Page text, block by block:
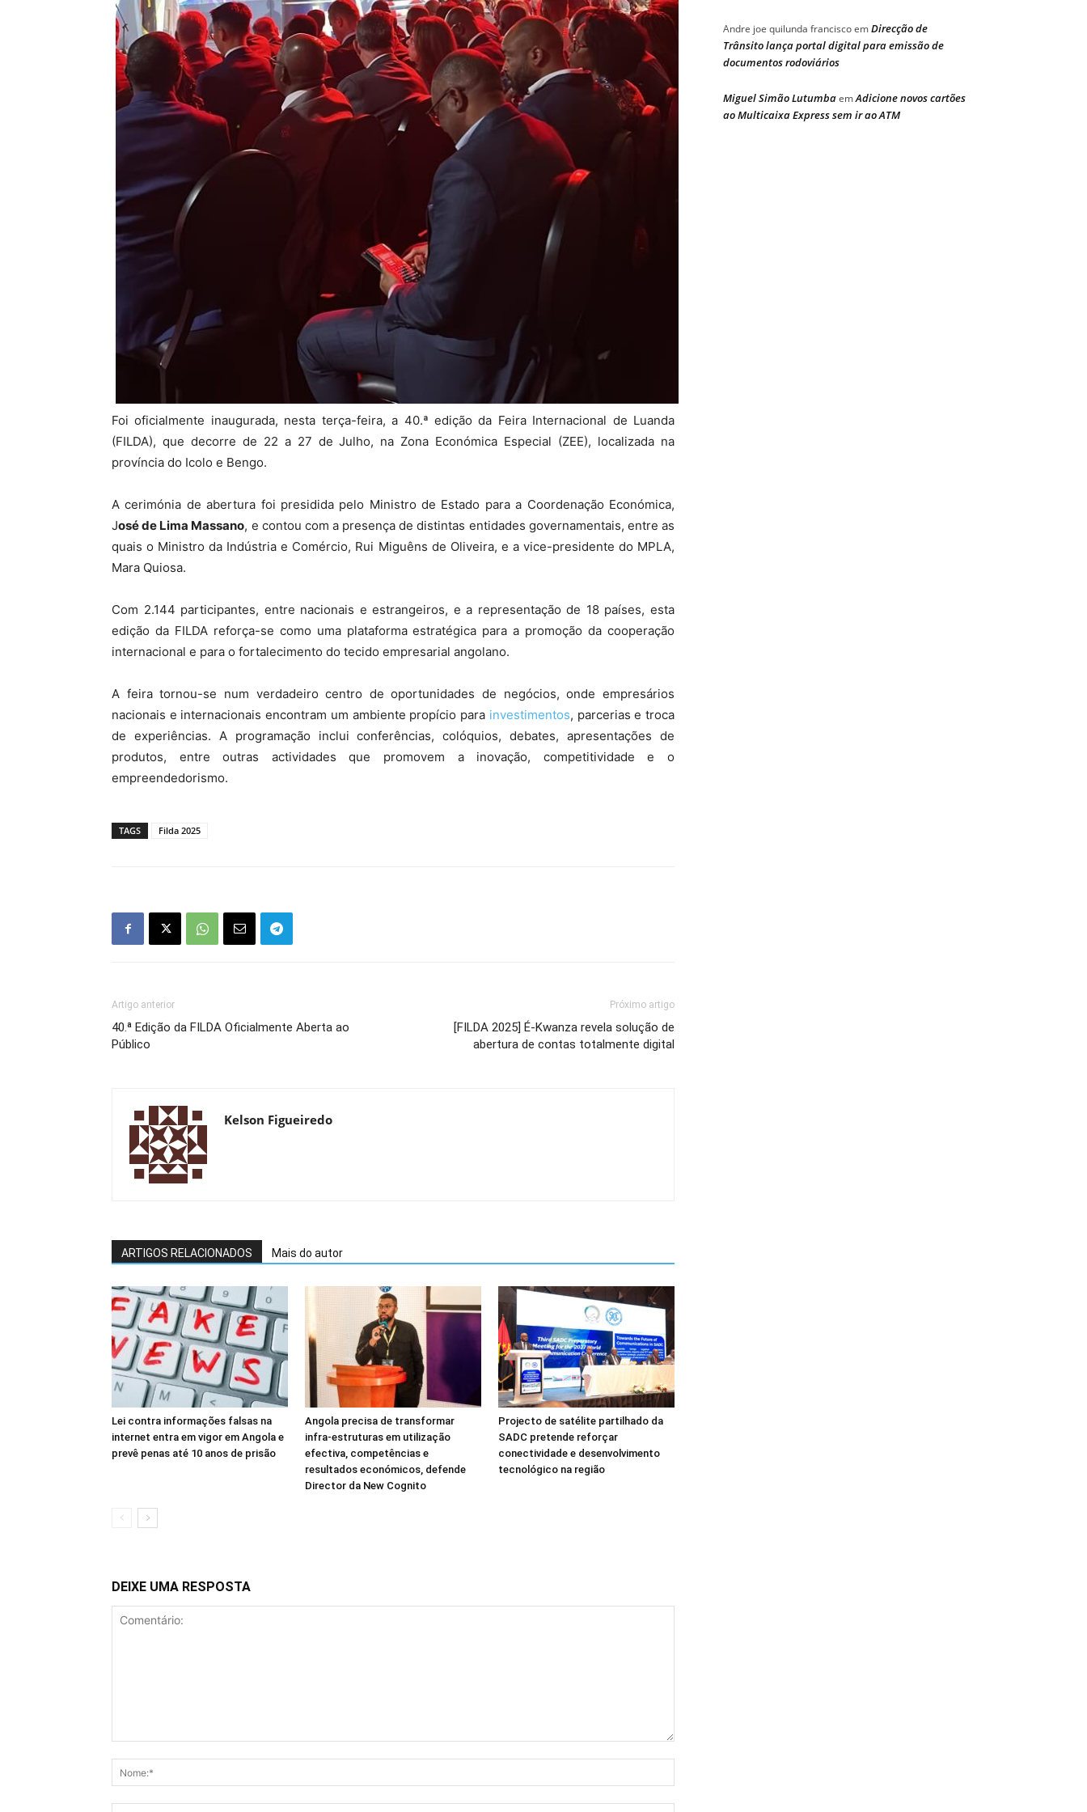
Foi oficialmente inaugurada, nesta terça-feira, a 40.ª edição da Feira Internacional de Luanda
(FILDA), que decorre de 22 a 27 de Julho, na Zona Económica Especial (ZEE), localizada na
província do Icolo e Bengo.
A cerimónia de abertura foi presidida pelo Ministro de Estado para a Coordenação Económica,
José de Lima Massano, e contou com a presença de distintas entidades governamentais, entre as
quais o Ministro da Indústria e Comércio, Rui Miguêns de Oliveira, e a vice-presidente do MPLA,
Mara Quiosa.
Com 2.144 participantes, entre nacionais e estrangeiros, e a representação de 18 países, esta
edição da FILDA reforça-se como uma plataforma estratégica para a promoção da cooperação
internacional e para o fortalecimento do tecido empresarial angolano.
A feira tornou-se num verdadeiro centro de oportunidades de negócios, onde empresários
nacionais e internacionais encontram um ambiente propício para investimentos, parcerias e troca
de experiências. A programação inclui conferências, colóquios, debates, apresentações de
produtos, entre outras actividades que promovem a inovação, competitividade e o
empreendedorismo.
TAGS Filda 2025
Artigo anterior
40.ª Edição da FILDA Oficialmente Aberta ao
Público
Próximo artigo
[FILDA 2025] É-Kwanza revela solução de
abertura de contas totalmente digital
Kelson Figueiredo
ARTIGOS RELACIONADOS Mais do autor
Lei contra informações falsas na
internet entra em vigor em Angola e
prevê penas até 10 anos de prisão
Angola precisa de transformar
infra-estruturas em utilização
efectiva, competências e
resultados económicos, defende
Director da New Cognito
Projecto de satélite partilhado da
SADC pretende reforçar
conectividade e desenvolvimento
tecnológico na região
DEIXE UMA RESPOSTA
Andre joe quilunda franciscoemDirecção de
Trânsito lança portal digital para emissão de
documentos rodoviários
Miguel Simão LutumbaemAdicione novos cartões
ao Multicaixa Express sem ir ao ATM